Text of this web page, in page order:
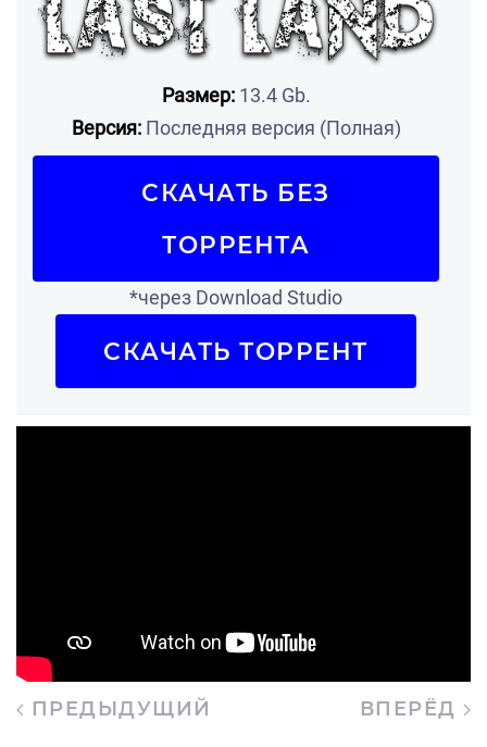
Размер:13.4 Gb.
Версия:Последняя версия (Полная)
СКАЧАТЬ БЕЗ
ТОРРЕНТА
*через Download Studio
СКАЧАТЬ ТОРРЕНТ
ПРЕДЫДУЩИЙ ВПЕРЁД